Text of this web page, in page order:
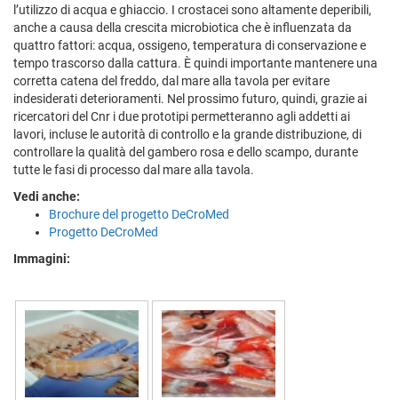
l’utilizzo di acqua e ghiaccio. I crostacei sono altamente deperibili,
anche a causa della crescita microbiotica che è influenzata da
quattro fattori: acqua, ossigeno, temperatura di conservazione e
tempo trascorso dalla cattura. È quindi importante mantenere una
corretta catena del freddo, dal mare alla tavola per evitare
indesiderati deterioramenti. Nel prossimo futuro, quindi, grazie ai
ricercatori del Cnr i due prototipi permetteranno agli addetti ai
lavori, incluse le autorità di controllo e la grande distribuzione, di
controllare la qualità del gambero rosa e dello scampo, durante
tutte le fasi di processo dal mare alla tavola.
Vedi anche:
Brochure del progetto DeCroMed
Progetto DeCroMed
Immagini: